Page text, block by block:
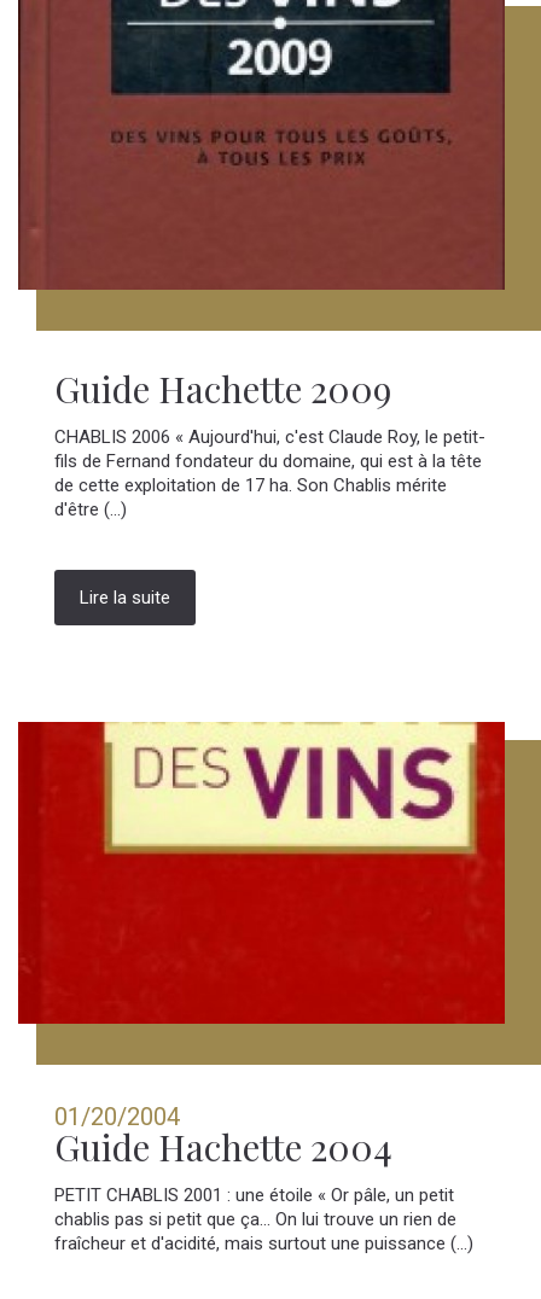
Guide Hachette 2009
CHABLIS 2006 « Aujourd'hui, c'est Claude Roy, le petit-
fils de Fernand fondateur du domaine, qui est à la tête
de cette exploitation de 17 ha. Son Chablis mérite
d'être (...)
Lire la suite
01/20/2004
Guide Hachette 2004
PETIT CHABLIS 2001 : une étoile « Or pâle, un petit
chablis pas si petit que ça... On lui trouve un rien de
fraîcheur et d'acidité, mais surtout une puissance (...)